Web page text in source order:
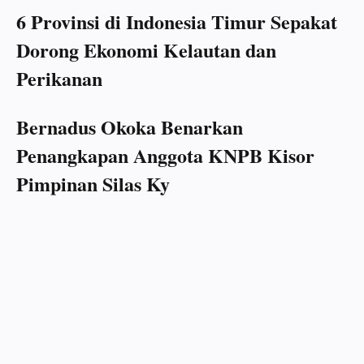
6 Provinsi di Indonesia Timur Sepakat
Dorong Ekonomi Kelautan dan
Perikanan
Bernadus Okoka Benarkan
Penangkapan Anggota KNPB Kisor
Pimpinan Silas Ky